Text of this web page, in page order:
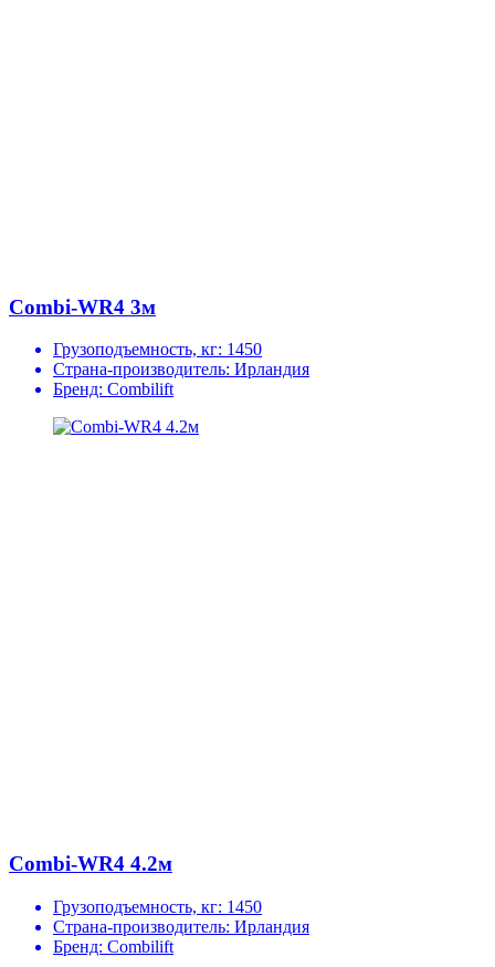
Combi-WR4 3м
Грузоподъемность, кг: 1450
Страна-производитель: Ирландия
Бренд: Combilift
Combi-WR4 4.2м
Грузоподъемность, кг: 1450
Страна-производитель: Ирландия
Бренд: Combilift